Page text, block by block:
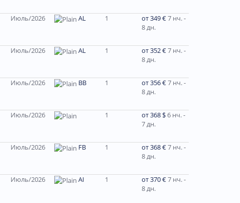
Июль/2026 AL 1 от 349 €7 нч. -
8 дн.
Июль/2026 AL 1 от 352 €7 нч. -
8 дн.
Июль/2026 ВВ 1 от 356 €7 нч. -
8 дн.
Июль/2026 1 от 368 $6 нч. -
7 дн.
Июль/2026 FB 1 от 368 €7 нч. -
8 дн.
Июль/2026 AI 1 от 370 €7 нч. -
8 дн.